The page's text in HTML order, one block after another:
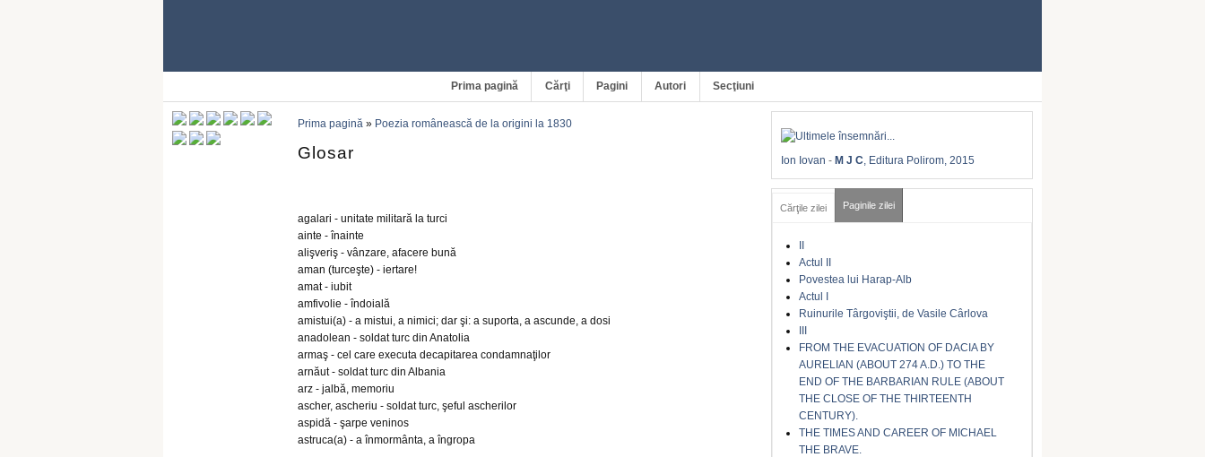
Prima pagină Cărţi Pagini Autori Secţiuni
Prima pagină » Poezia românească de la origini la 1830
Glosar
agalari - unitate militară la turci
ainte - înainte
alişveriş - vânzare, afacere bună
aman (turceşte) - iertare!
amat - iubit
amfivolie - îndoială
amistui(a) - a mistui, a nimici; dar şi: a suporta, a ascunde, a dosi
anadolean - soldat turc din Anatolia
armaş - cel care executa decapitarea condamnaţilor
arnăut - soldat turc din Albania
arz - jalbă, memoriu
ascher, ascheriu - soldat turc, şeful ascherilor
aspidă - şarpe veninos
astruca(a) - a înmormânta, a îngropa
Ion Iovan - M J C, Editura Polirom, 2015
Cărţile zilei Paginile zilei
Actul II
Povestea lui Harap-Alb
Actul I
Ruinurile Târgoviştii, de Vasile Cârlova
FROM THE EVACUATION OF DACIA BY
AURELIAN (ABOUT 274 A.D.) TO THE
END OF THE BARBARIAN RULE (ABOUT
THE CLOSE OF THE THIRTEENTH
CENTURY).
THE TIMES AND CAREER OF MICHAEL
THE BRAVE.